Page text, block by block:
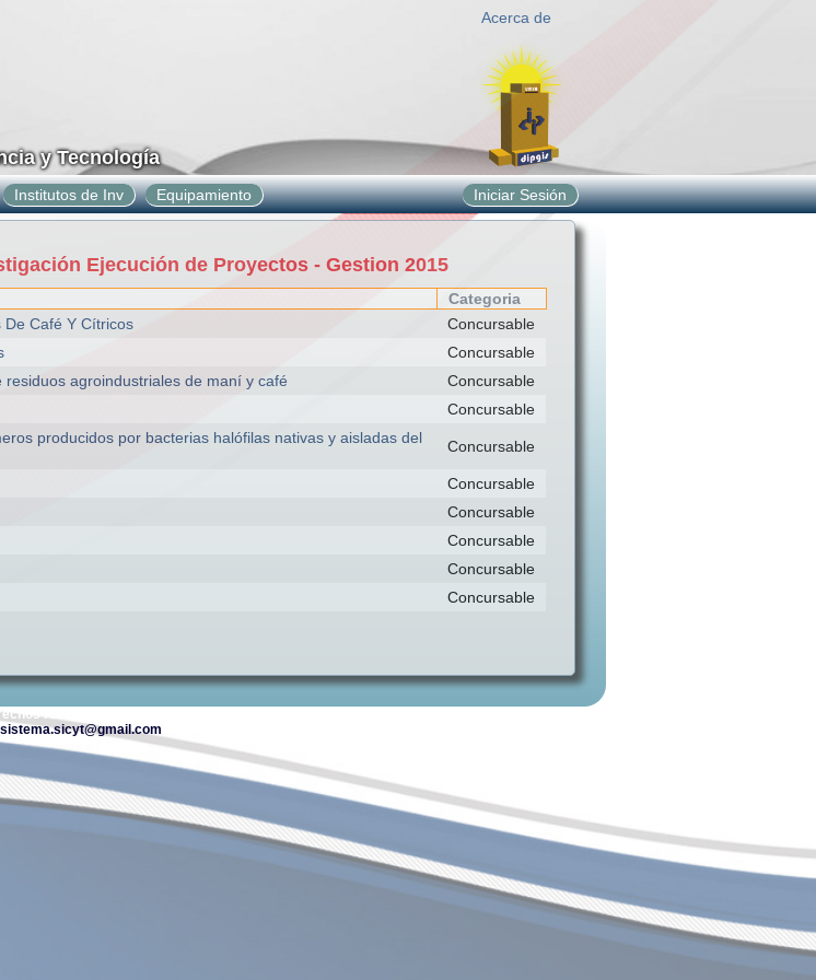
Acerca de
y Tecnología
Institutos de Inv Equipamiento Iniciar Sesión
Ejecución de Proyectos - Gestion 2015
Categoria
De Café Y Cítricos
Concursable
Concursable
agroindustriales de maní y café
Concursable
Concursable
producidos por bacterias halófilas nativas y aisladas del
Concursable
Concursable
Concursable
Concursable
Concursable
Concursable
reservados DIPGIS 2026
sistema.sicyt@gmail.com